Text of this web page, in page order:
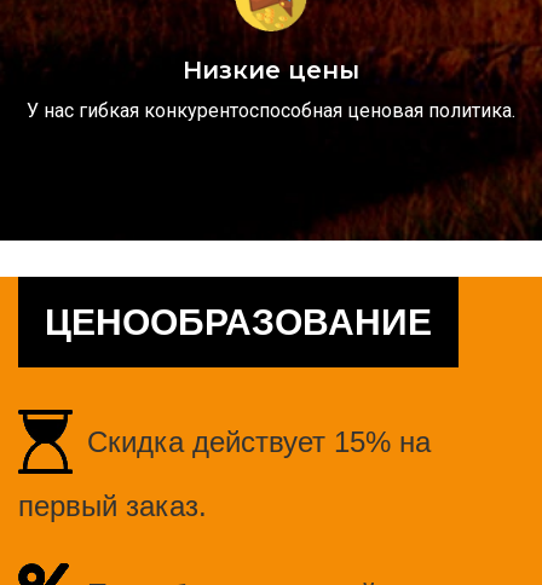
Низкие цены
У нас гибкая конкурентоспособная ценовая политика.
ЦЕНООБРАЗОВАНИЕ
Скидка действует 15% на
первый заказ.